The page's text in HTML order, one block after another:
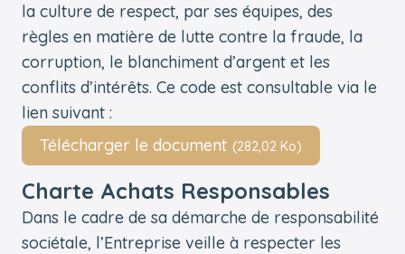
la culture de respect, par ses équipes, des
règles en matière de lutte contre la fraude, la
corruption, le blanchiment d’argent et les
conflits d’intérêts. Ce code est consultable via le
lien suivant :
Télécharger le document (282,02 Ko)
Charte Achats Responsables
Dans le cadre de sa démarche de responsabilité
sociétale, l’Entreprise veille à respecter les